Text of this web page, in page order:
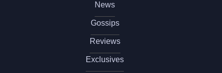
News
Gossips
Reviews
Exclusives